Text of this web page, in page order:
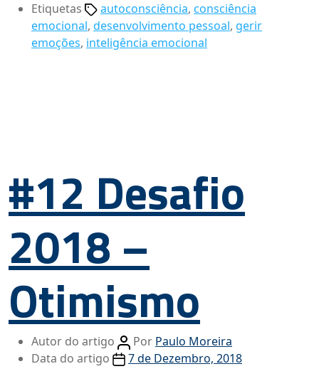
Etiquetas
autoconsciência, consciência
emocional, desenvolvimento pessoal, gerir
emoções, inteligência emocional
#12 Desafio
2018 –
Otimismo
Autor do artigo Por Paulo Moreira
Data do artigo
7 de Dezembro, 2018